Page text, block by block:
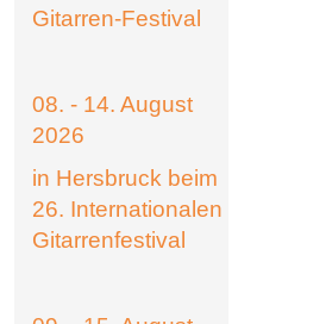
Gitarren-Festival
08. - 14. August
2026
in Hersbruck beim
26. Internationalen
Gitarrenfestival